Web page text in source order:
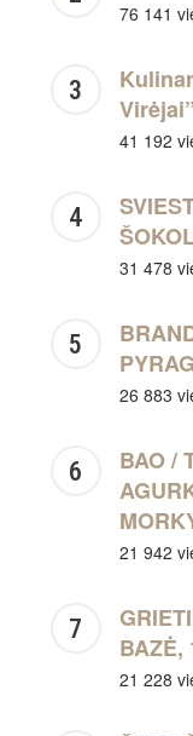
76 141
Virėjai”
41 192
31 478
26 883
BAO /
21 942
BAZĖ,
21 228